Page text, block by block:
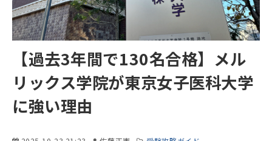
医学部解答速報2026
【過去3年間で130名合格】メル
リックス学院が東京女子医科大学
に強い理由